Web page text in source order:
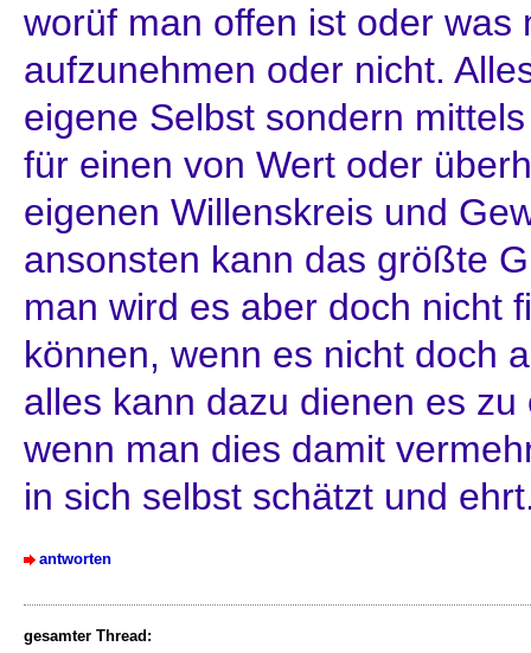
worüf man offen ist oder was
aufzunehmen oder nicht.
eigene Selbst sondern
für einen von Wert oder
eigenen Willenskreis und
ansonsten kann das größte
man wird es aber doch nicht
können, wenn es nicht doch
alles kann dazu dienen es
wenn man dies damit
in sich selbst schätzt und
antworten
gesamter Thread: